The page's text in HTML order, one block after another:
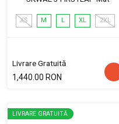
XS M L XL 2XL
Livrare Gratuită
1,440.00 RON
LIVRARE GRATUITĂ